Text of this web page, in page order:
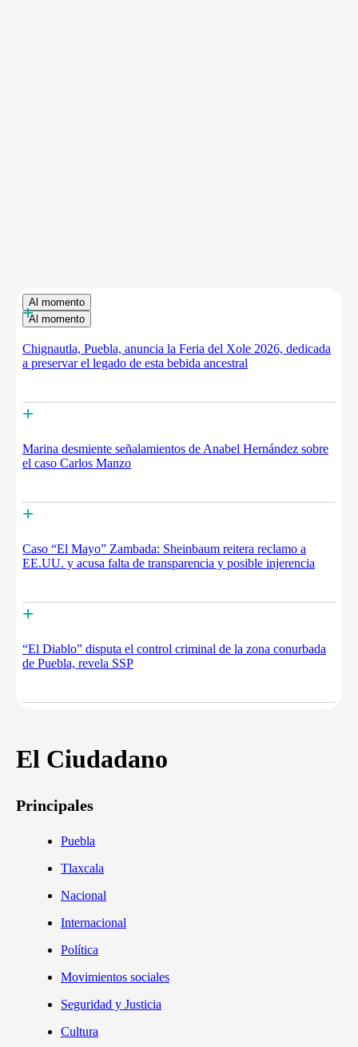
Al momento
Al momento
+
Chignautla, Puebla, anuncia la Feria del Xole 2026, dedicada
a preservar el legado de esta bebida ancestral
+
Marina desmiente señalamientos de Anabel Hernández sobre
el caso Carlos Manzo
+
Caso “El Mayo” Zambada: Sheinbaum reitera reclamo a
EE.UU. y acusa falta de transparencia y posible injerencia
+
“El Diablo” disputa el control criminal de la zona conurbada
de Puebla, revela SSP
El Ciudadano
Principales
Puebla
Tlaxcala
Nacional
Internacional
Política
Movimientos sociales
Seguridad y Justicia
Cultura